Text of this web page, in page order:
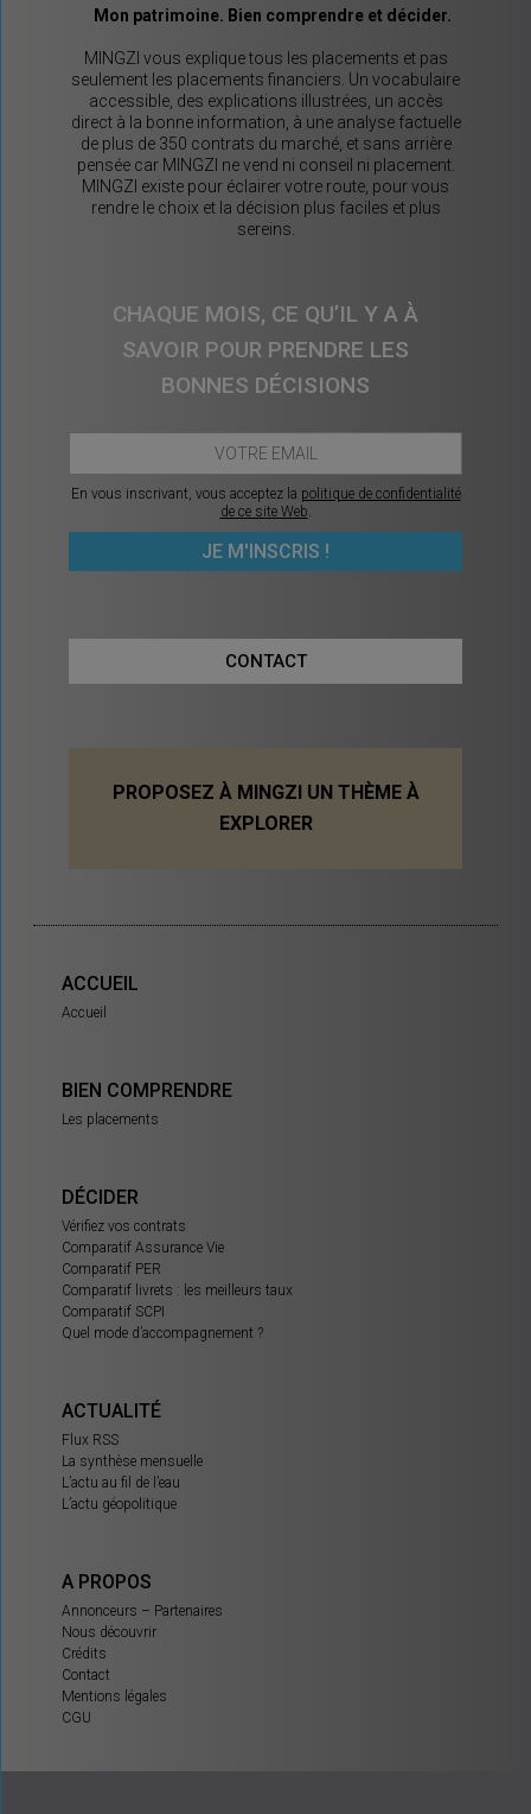
Mon patrimoine. Bien comprendre et décider.
MINGZI vous explique tous les placements et pas
seulement les placements financiers. Un vocabulaire
accessible, des explications illustrées, un accès
direct à la bonne information, à une analyse factuelle
de plus de 350 contrats du marché, et sans arrière
pensée car MINGZI ne vend ni conseil ni placement.
MINGZI existe pour éclairer votre route, pour vous
rendre le choix et la décision plus faciles et plus
sereins.
CHAQUE MOIS, CE QU’IL Y A À
SAVOIR POUR PRENDRE LES
BONNES DÉCISIONS
En vous inscrivant, vous acceptez la politique de confidentialité
de ce site Web.
CONTACT
PROPOSEZ À MINGZI UN THÈME À
EXPLORER
ACCUEIL
Accueil
BIEN COMPRENDRE
Les placements
DÉCIDER
Vérifiez vos contrats
Comparatif Assurance Vie
Comparatif PER
Comparatif livrets : les meilleurs taux
Comparatif SCPI
Quel mode d’accompagnement ?
ACTUALITÉ
Flux RSS
La synthèse mensuelle
L’actu au fil de l’eau
L’actu géopolitique
A PROPOS
Annonceurs – Partenaires
Nous découvrir
Crédits
Contact
Mentions légales
CGU